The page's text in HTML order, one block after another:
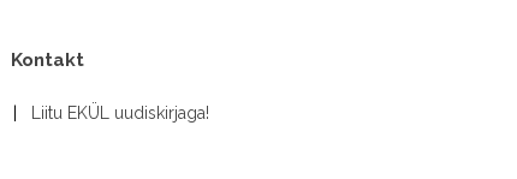
Kontakt
Liitu EKÜL uudiskirjaga!